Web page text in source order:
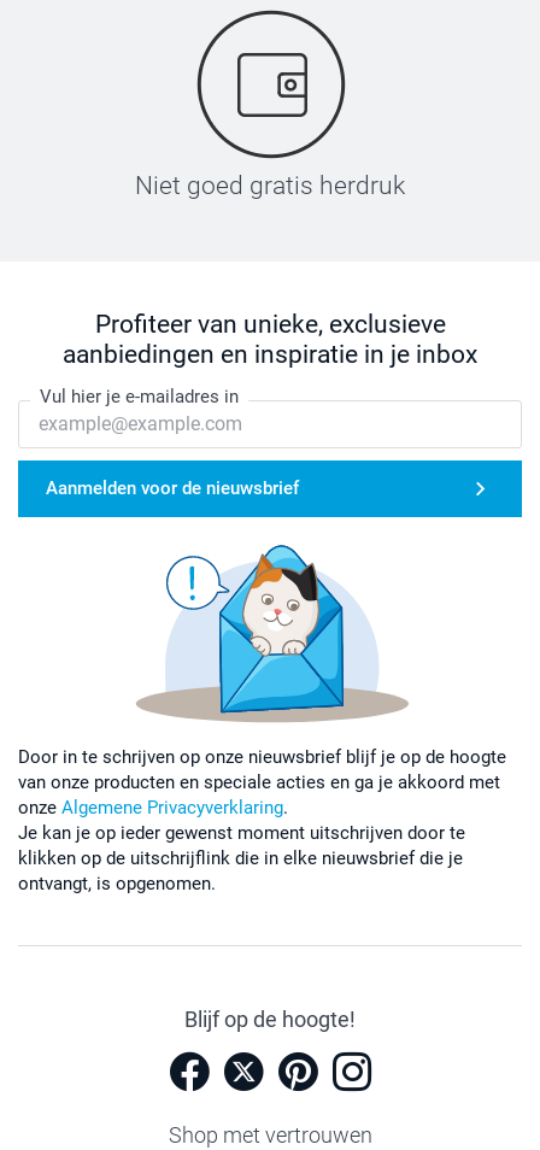
Niet goed gratis herdruk
Profiteer van unieke, exclusieve
aanbiedingen en inspiratie in je inbox
Vul hier je e-mailadres in
Aanmelden voor de nieuwsbrief
Door in te schrijven op onze nieuwsbrief blijf je op de hoogte
van onze producten en speciale acties en ga je akkoord met
onze Algemene Privacyverklaring.
Je kan je op ieder gewenst moment uitschrijven door te
klikken op de uitschrijflink die in elke nieuwsbrief die je
ontvangt, is opgenomen.
Blijf op de hoogte!
Shop met vertrouwen